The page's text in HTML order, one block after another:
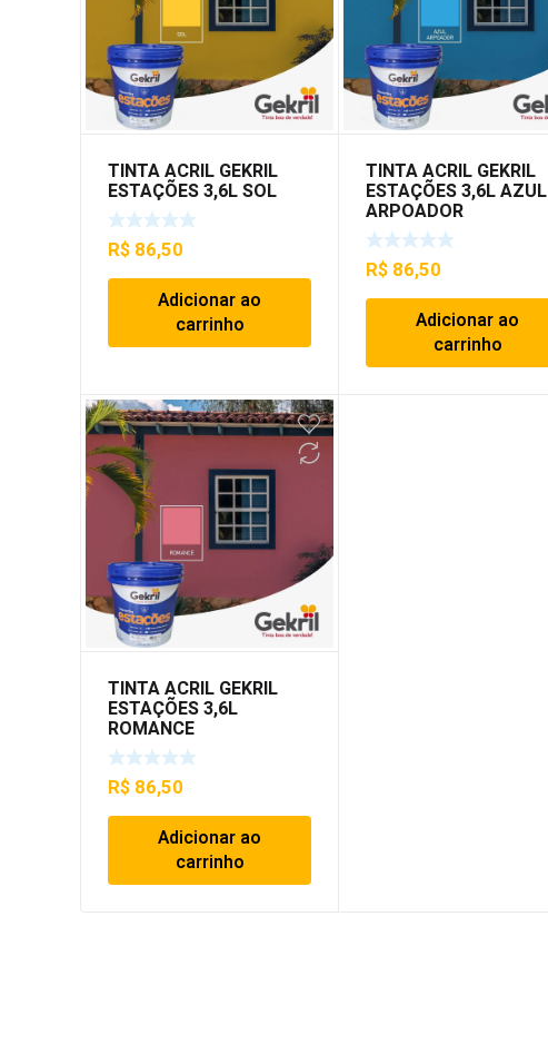
TINTA ACRIL GEKRIL
ESTAÇÕES 3,6L SOL
R$ 86,50
Adicionar ao
carrinho
TINTA ACRIL GEKRIL
ESTAÇÕES 3,6L AZUL
ARPOADOR
R$ 86,50
Adicionar ao
carrinho
TINTA ACRIL GEKRIL
ESTAÇÕES 3,6L
ROMANCE
R$ 86,50
Adicionar ao
carrinho